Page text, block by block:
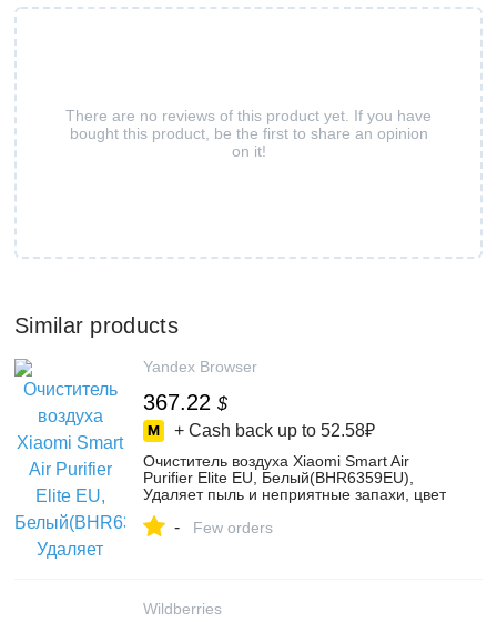
There are no reviews of this product yet. If you have
bought this product, be the first to share an opinion
on it!
Similar products
Yandex Browser
367.22 $
+ Cash back up to 52.58₽
Очиститель воздуха Xiaomi Smart Air
Purifier Elite EU, Белый(BHR6359EU),
Удаляет пыль и неприятные запахи, цвет
Mall RU на Яндекс Маркете, 4943390593
- Few orders
Wildberries